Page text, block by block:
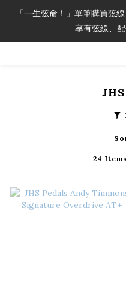
「一生弦命！」單筆購買弦
享有弦線、
「一生弦命！」單筆購買弦
享有弦線、
加入會員即領2000元購
「一生弦命！」單筆購買弦
24